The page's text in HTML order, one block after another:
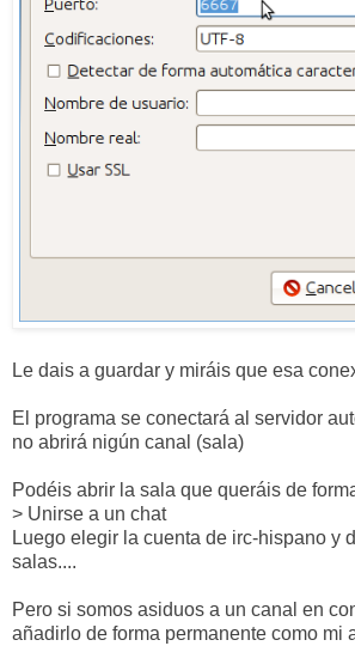
Le dais a guardar y miráis que esa
El programa se conectará al servidor
no abrirá nigún canal (sala)
Podéis abrir la sala que queráis de
> Unirse a un chat
Luego elegir la cuenta de irc-hispano y
salas....
Pero si somos asiduos a un canal en
añadirlo de forma permanente como mi